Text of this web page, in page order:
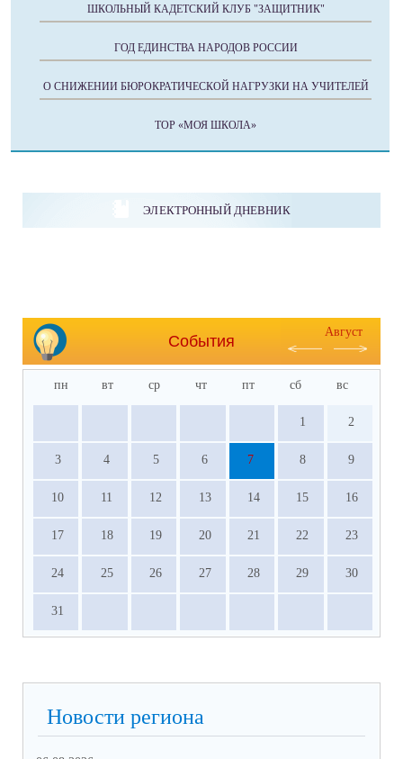
ШКОЛЬНЫЙ КАДЕТСКИЙ КЛУБ "ЗАЩИТНИК"
ГОД ЕДИНСТВА НАРОДОВ РОССИИ
О СНИЖЕНИИ БЮРОКРАТИЧЕСКОЙ НАГРУЗКИ НА УЧИТЕЛЕЙ
ТОР «МОЯ ШКОЛА»
ЭЛЕКТРОННЫЙ ДНЕВНИК
События
Август
пн вт ср чт пт сб вс
1 2
3 4 5 6 7 8 9
10 11 12 13 14 15 16
17 18 19 20 21 22 23
24 25 26 27 28 29 30
31
Новости региона